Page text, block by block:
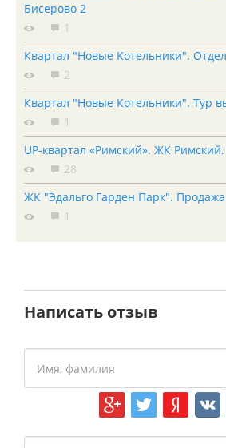
Бисерово 2
1
Квартал "Новые Котельники".
2
Квартал "Новые Котельники". Тур
1
UP-квартал «Римский». ЖК
28
ЖК "Эдальго Гарден Парк".
1
Написать отзыв